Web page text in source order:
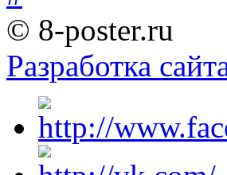
© 8-poster.ru
Разработка